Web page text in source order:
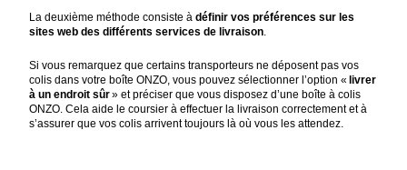
La deuxième méthode consiste àdéfinir vos préférences sur les
sites web des différents services de livraison
Si vous remarquez que certains transporteurs ne déposent pas vos
colis dans votre boîte ONZO, vous pouvez sélectionner l’option « livrer
à un endroit sûr» et préciser que vous disposez d’une boîte à colis
ONZO. Cela aide le coursier à effectuer la livraison correctement et à
s’assurer que vos colis arrivent toujours là où vous les attendez.